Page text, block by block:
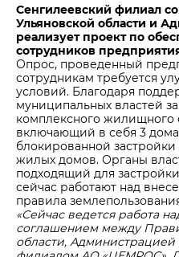
Сенгилеевский филиал
Ульяновской области и
реализует проект по
сотрудников
Опрос, проведенный
сотрудникам требуется
условий. Благодаря
муниципальных властей
комплексного жилищного
включающий в себя 3
блокированной
жилых домов. Органы
подходящий для
сейчас работают над
правила
«Сейчас ведется работа
соглашением между
области,
Контакты для СМИ
Служба доверия